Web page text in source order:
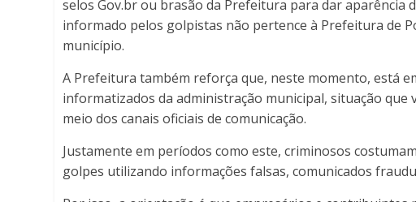
selos Gov.br ou brasão da Prefeitura para dar
informado pelos golpistas não pertence à Prefeitura de
município.
A Prefeitura também reforça que, neste momento, está
informatizados da administração municipal, situação
meio dos canais oficiais de comunicação.
Justamente em períodos como este, criminosos
golpes utilizando informações falsas, comunicados